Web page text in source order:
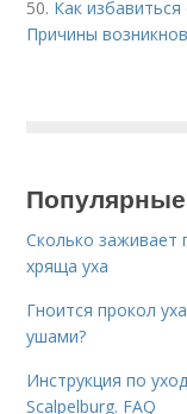
50. Как
Причины
Сколько заживает
хряща уха
Гноится прокол
ушами?
Инструкция по
Scalpelburg. FAQ